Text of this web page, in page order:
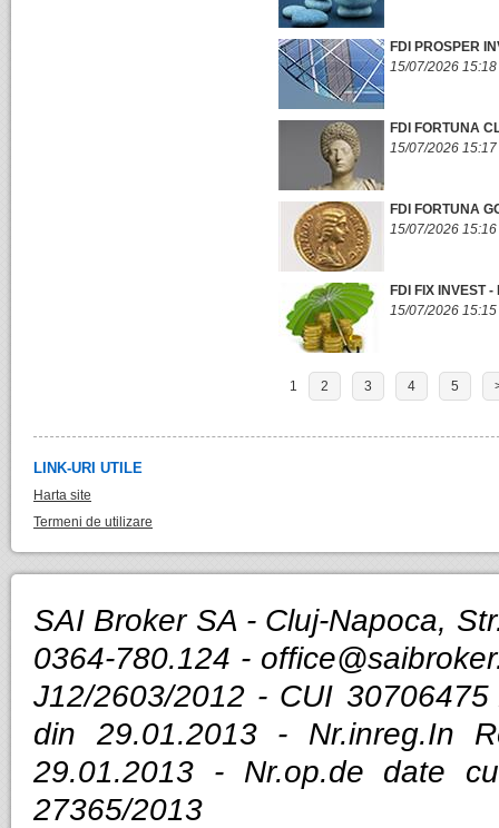
FDI PROSPER
15/07/2026 15:18
FDI FORTUNA
15/07/2026 15:17
FDI FORTUNA
15/07/2026 15:16
FDI FIX INVEST
15/07/2026 15:15
1 2 3 4 5
LINK-URI UTILE
Harta site
Termeni de utilizare
SAI Broker SA - Cluj-Napoca,
0364-780.124 -
J12/2603/2012 - CUI
din 29.01.2013 - Nr.inreg.In
29.01.2013 - Nr.op.de date
27365/2013